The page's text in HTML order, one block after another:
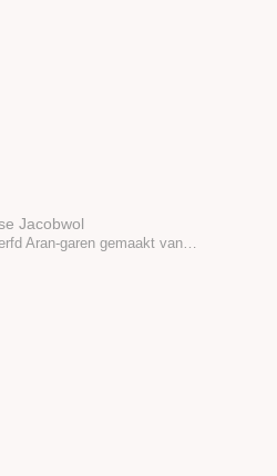
Jacobwol
Aran-garen gemaakt van…